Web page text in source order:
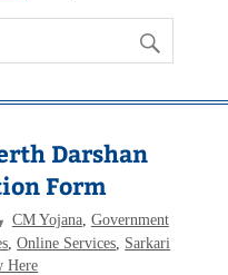
Darshan
Form
CM Yojana, Government
,Online Services Sarkari
Here